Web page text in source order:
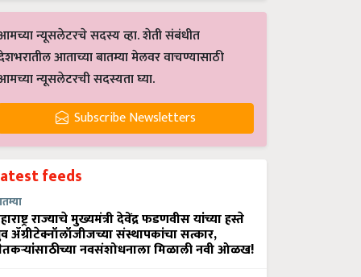
न्यूसलेटरचे सदस्य व्हा. शेती संबंधीत
आताच्या बातम्या मेलवर वाचण्यासाठी
न्यूसलेटरची सदस्यता घ्या.
Subscribe Newsletters
feeds
राज्याचे मुख्यमंत्री देवेंद्र फडणवीस यांच्या हस्ते
ॲग्रीटेक्नॉलॉजीजच्या संस्थापकांचा सत्कार,
नवसंशोधनाला मिळाली नवी ओळख!